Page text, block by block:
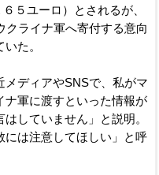
５ユーロ）とされるが、
クライナ軍へ寄付する意向
た。
メディアやSNSで、私がマ
ナ軍に渡すといった情報が
していません」と説明。
には注意してほしい」と呼